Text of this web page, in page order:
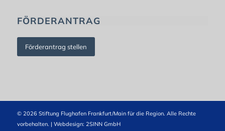
FÖRDERANTRAG
Förderantrag stellen
© 2026 Stiftung Flughafen Frankfurt/Main für die Region. Alle Rechte
vorbehalten. | Webdesign: 2SINN GmbH